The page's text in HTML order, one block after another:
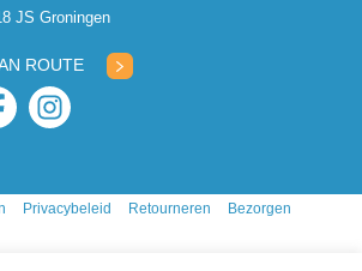
JS Groningen
ROUTE
Privacybeleid Retourneren
Bezorgen